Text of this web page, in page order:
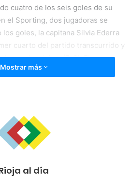
cuatro de los seis goles de su
el Sporting, dos jugadoras se
goles, la capitana Silvia Ederra
cuarto del partido transcurrido y
por la mínima (7-6). El
en los siguientes minutos, un
de la segunda mitad fueron un
a aparecer jugadoras que hasta
Mostrar más
al día